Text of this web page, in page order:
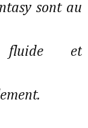
sont au
fluide et